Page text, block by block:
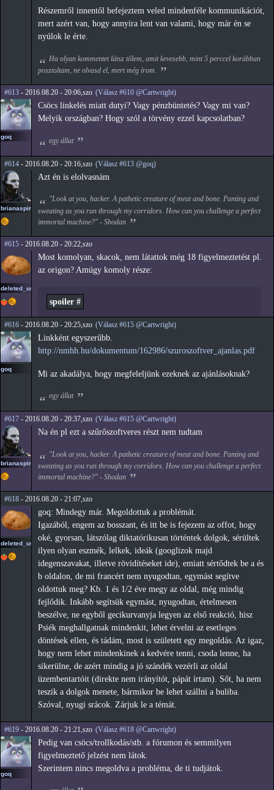
Részemről innentől befejeztem veled mindenféle kommunikációt,
mert azért van, hogy annyira lent van valami, hogy már én se
nyúlok le érte.
Ha olyan kommentet látsz tőlem, amit kevesebb, mint 5 perccel korábban
posztoltam, ne olvasd el, mert még írom.
#613 - 2016.08.20 - 20:06,szo (Válasz #610 @Cartwright)
goq
Csöcs linkelés miatt dutyi? Vagy pénzbüntetés? Vagy mi van?
Melyik országban? Hogy szól a törvény ezzel kapcsolatban?
egy állat
#614 - 2016.08.20 - 20:16,szo (Válasz #613 @goq)
brianaspirin
Azt én is elolvasnám
"Look at you, hacker. A pathetic creature of meat and bone. Panting and
sweating as you run through my corridors. How can you challenge a perfect
immortal machine?" - Shodan
#615 - 2016.08.20 - 20:22,szo
deleted_user_2
Most komolyan, skacok, nem látattok még 18 figyelmeztetést pl.
az origon? Amúgy komoly része:
spoiler #
#616 - 2016.08.20 - 20:25,szo (Válasz #615 @Cartwright)
goq
Linkként egyszerűbb.
http://nmhh.hu/dokumentum/162986/szuroszoftver_ajanlas.pdf
Mi az akadálya, hogy megfeleljünk ezeknek az ajánlásoknak?
egy állat
#617 - 2016.08.20 - 20:37,szo (Válasz #615 @Cartwright)
brianaspirin
Na én pl ezt a szűrőszoftveres részt nem tudtam
"Look at you, hacker. A pathetic creature of meat and bone. Panting and
sweating as you run through my corridors. How can you challenge a perfect
immortal machine?" - Shodan
#618 - 2016.08.20 - 21:07,szo
deleted_user_2
goq: Mindegy már. Megoldottuk a problémát.
Igazából, engem az bosszant, és itt be is fejezem az offot, hogy
oké, gyorsan, látszólag diktatórikusan történtek dolgok, sérültek
ilyen olyan eszmék, lelkek, ideák (googlizok majd
idegenszavakat, illetve rövidítéseket ide), emiatt sértődtek be a és
b oldalon, de mi francért nem nyugodtan, egymást segítve
oldottuk meg? Kb. 1 és 1/2 éve megy az oldal, még mindig
fejlődik. Inkább segítsük egymást, nyugodtan, értelmesen
beszélve, ne egyből gecikurvanyja legyen az első reakció, hisz
Psiék meghallgatnak mindenkit, lehet érvelni az esetleges
döntések ellen, és tádám, most is született egy megoldás. Az igaz,
hogy nem lehet mindenkinek a kedvére tenni, csoda lenne, ha
sikerülne, de azért mindig a jó szándék vezérli az oldal
üzembentartóit (direkte nem irányítót, pápát írtam). Sőt, ha nem
teszik a dolgok menete, bármikor be lehet szállni a buliba.
Szóval, nyugi srácok. Zárjuk le a témát.
#619 - 2016.08.20 - 21:21,szo (Válasz #618 @Cartwright)
goq
Pedig van csöcs/trollkodás/stb. a fórumon és semmilyen
figyelmeztető jelzést nem látok.
Szerintem nincs megoldva a probléma, de ti tudjátok.